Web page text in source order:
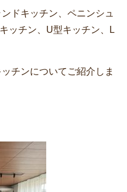
ドキッチン、ペニンシュ
ッチン、U型キッチン、L
チンについてご紹介しま